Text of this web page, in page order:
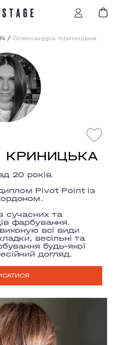
/ Олександра Криницька
КРИНИЦЬКА
20 років.
Pivot Pointіз
сучасних та
фарбування.
всі види
весільні та
будь-якої
догляд.